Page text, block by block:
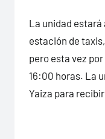
La unidad estará
estación de
pero esta vez
16:00 horas. La
Yaiza para